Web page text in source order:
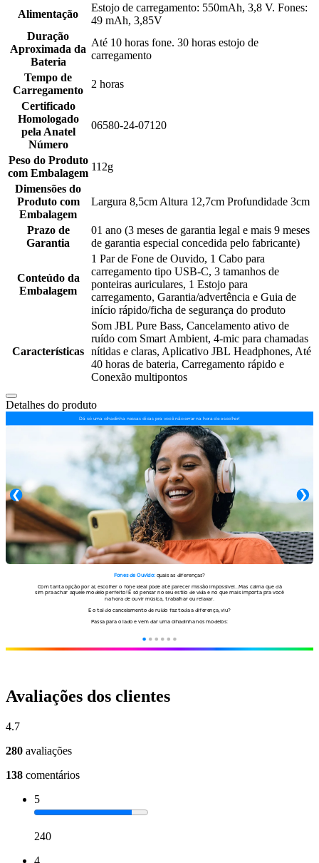
Alimentação
Estojo de carregamento: 550mAh, 3,8 V. Fones:
49 mAh, 3,85V
Duração
Aproximada da
Bateria
Até 10 horas fone. 30 horas estojo de
carregamento
Tempo de
Carregamento
2 horas
Certificado
Homologado
pela Anatel
Número
06580-24-07120
Peso do Produto
com Embalagem
112g
Dimensões do
Produto com
Embalagem
Largura 8,5cm Altura 12,7cm Profundidade 3cm
Prazo de
Garantia
01 ano (3 meses de garantia legal e mais 9 meses
de garantia especial concedida pelo fabricante)
Conteúdo da
Embalagem
1 Par de Fone de Ouvido, 1 Cabo para
carregamento tipo USB-C, 3 tamanhos de
ponteiras auriculares, 1 Estojo para
carregamento, Garantia/advertência e Guia de
início rápido/ficha de segurança do produto
Características
Som JBL Pure Bass, Cancelamento ativo de
ruído com Smart Ambient, 4-mic para chamadas
nítidas e claras, Aplicativo JBL Headphones, Até
40 horas de bateria, Carregamento rápido e
Conexão multipontos
Detalhes do produto
Avaliações dos clientes
4.7
280 avaliações
138 comentários
5
240
4